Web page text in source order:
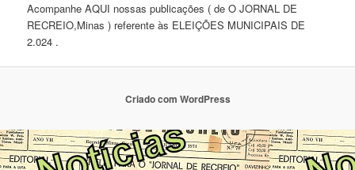
Acompanhe AQUI nossas publicações ( de O JORNAL DE
RECREIO,Minas ) referente às ELEIÇÕES MUNICIPAIS DE
2.024 .
Criado com WordPress